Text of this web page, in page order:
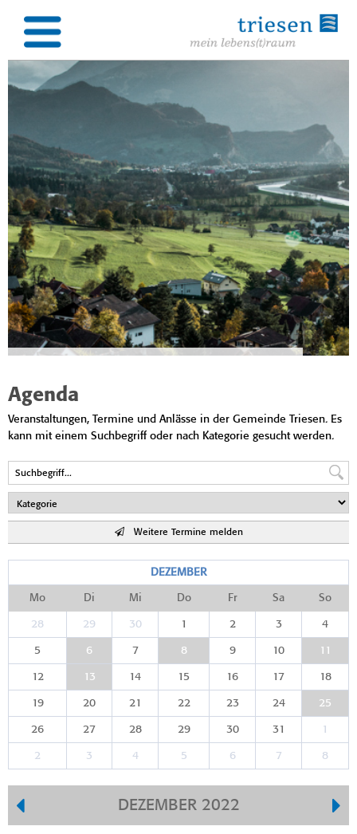
Agenda
Veranstaltungen, Termine und Anlässe in der Gemeinde Triesen. Es
kann mit einem Suchbegriff oder nach Kategorie gesucht werden.
Weitere Termine melden
DEZEMBER
Mo Di Mi Do Fr Sa So
28 29 30 1 2 3 4
5 6 7 8 9 10 11
12 13 14 15 16 17 18
19 20 21 22 23 24 25
26 27 28 29 30 31 1
2 3 4 5 6 7 8
DEZEMBER 2022